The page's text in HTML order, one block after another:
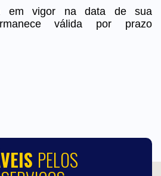
em vigor na data de sua
válida por prazo
PELOS